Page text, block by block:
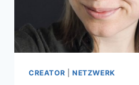
CREATOR NETZWERK